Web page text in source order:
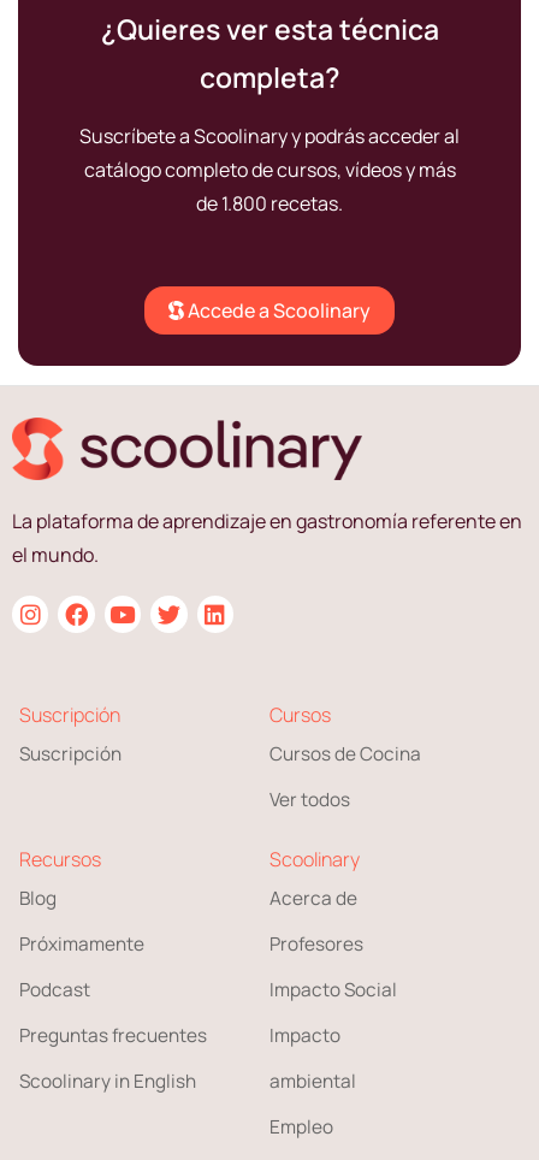
¿Quieres ver esta técnica
completa?
Suscríbete a Scoolinary y podrás acceder al
catálogo completo de cursos, vídeos y más
de 1.800 recetas.
Accede a Scoolinary
La plataforma de aprendizaje en gastronomía referente en
el mundo.
Suscripción
Suscripción
Cursos
Cursos de Cocina
Ver todos
Recursos
Blog
Próximamente
Podcast
Preguntas frecuentes
Scoolinary in English
Scoolinary
Acerca de
Profesores
Impacto Social
Impacto
ambiental
Empleo